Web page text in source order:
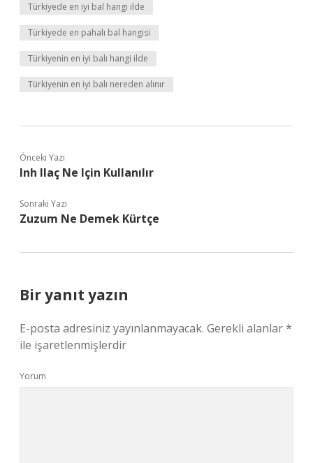
Türkiyede en iyi bal hangi ilde
Türkiyede en pahalı bal hangisi
Türkiyenin en iyi balı hangi ilde
Türkiyenin en iyi balı nereden alınır
Önceki Yazı
Inh Ilaç Ne Için Kullanılır
Sonraki Yazı
Zuzum Ne Demek Kürtçe
Bir yanıt yazın
E-posta adresiniz yayınlanmayacak. Gerekli alanlar*
ile işaretlenmişlerdir
Yorum